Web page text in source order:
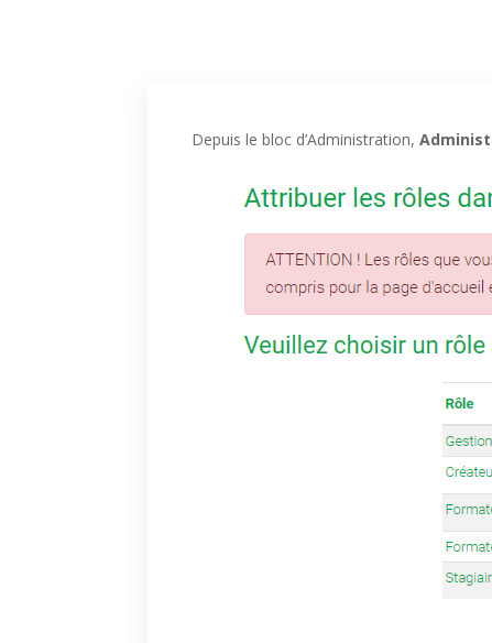
Depuis le bloc d’Administration,